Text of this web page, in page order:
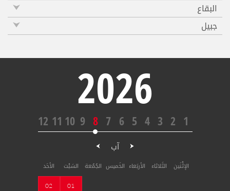
البقاع
جبيل
2026
1
2
3
4
5
6
7
8
9
10
11
12
آب
الإثْنَين الثَلاثاء الأربَعاء الخَميس الجُمُعة السَبْت الأحَد
01
02